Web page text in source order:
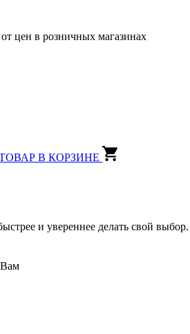
цен в розничных магазинах
В КОРЗИНЕ
и увереннее делать свой